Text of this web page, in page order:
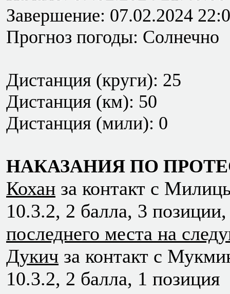
Завершение: 07.02.2024
Прогноз погоды: Солнечно
Дистанция (круги): 25
Дистанция (км): 50
Дистанция (мили): 0
НАКАЗАНИЯ ПО
Кохан за контакт с
10.3.2, 2 балла, 3
последнего места на
Дукич за контакт с
10.3.2, 2 балла, 1 позиция